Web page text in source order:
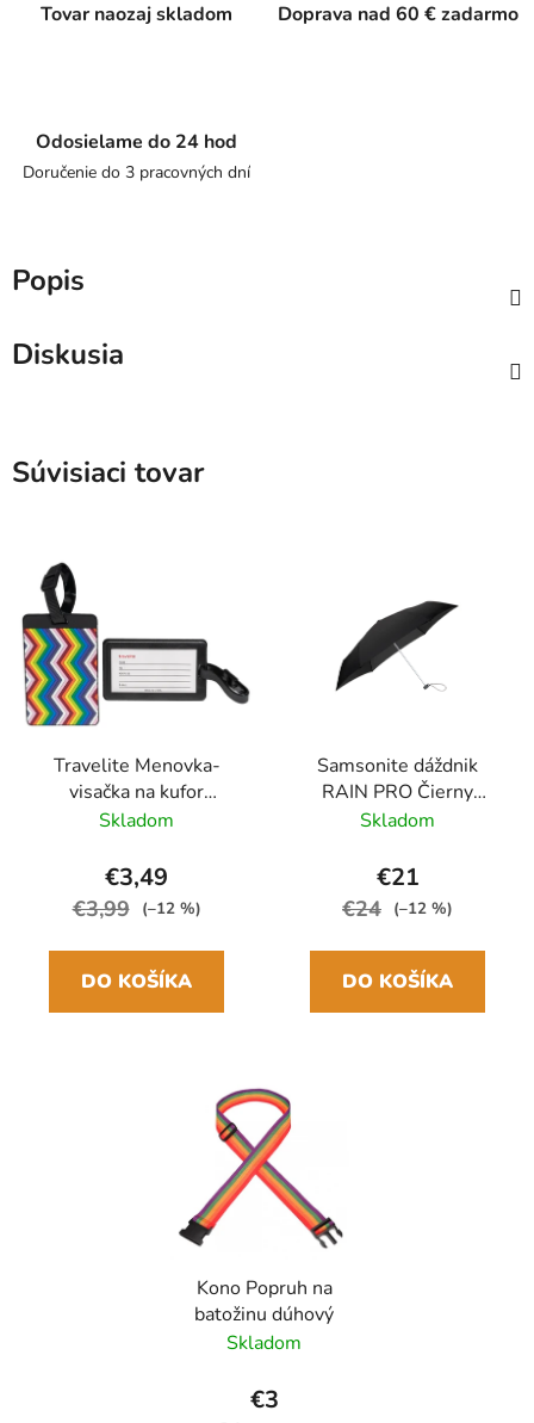
Tovar naozaj skladom Doprava nad 60 € zadarmo
Odosielame do 24 hod
Doručenie do 3 pracovných dní
Popis
Diskusia
Súvisiaci tovar
Travelite Menovka-
visačka na kufor
Multicolor Waves
Skladom
€3,49
€3,99 (–12 %)
DO KOŠÍKA
Samsonite dáždnik
RAIN PRO Čierny
skladací manuálny
Skladom
€21
€24 (–12 %)
DO KOŠÍKA
Kono Popruh na
batožinu dúhový
Skladom
€3